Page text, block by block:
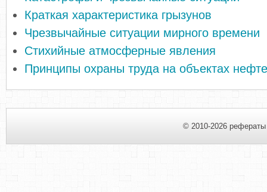
Краткая характеристика грызунов
Чрезвычайные ситуации мирного времени
Стихийные атмосферные явления
Принципы охраны труда на объектах
© 2010-2026 рефераты